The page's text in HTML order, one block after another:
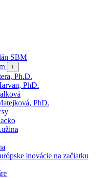
SBM
+
Ph.D.
PhD.
PhD.
inovácie na začiatku